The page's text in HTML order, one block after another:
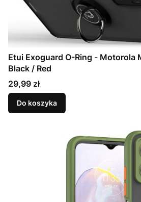
Etui Exoguard O-Ring - Motorola
Black / Red
Cena
29,99 zł
Do koszyka